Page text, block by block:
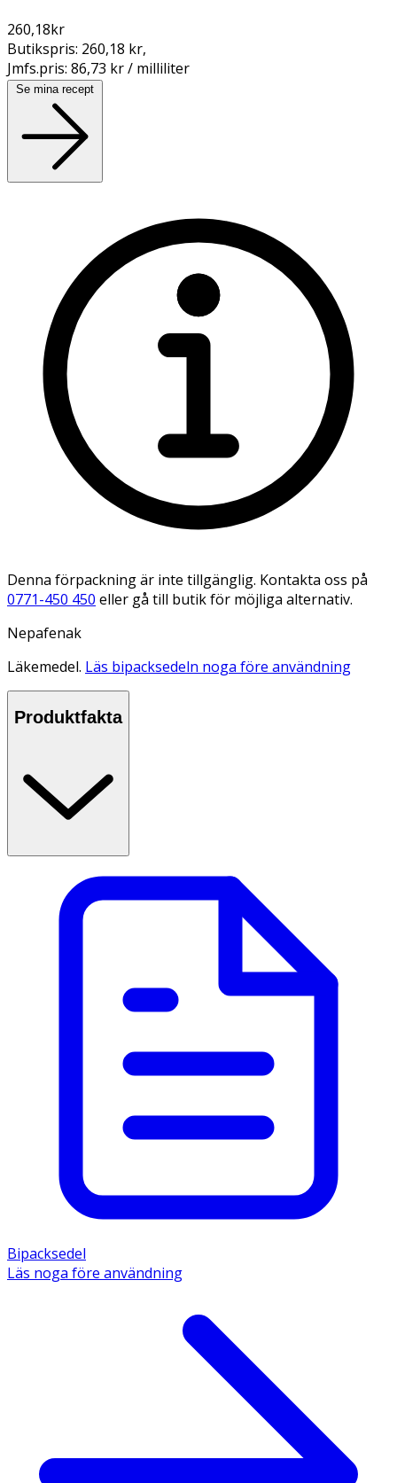
260,18kr
Butikspris: 260,18 kr,
Jmfs.pris: 86,73 kr / milliliter
Se mina recept
Denna förpackning är inte tillgänglig. Kontakta oss på
0771-450 450 eller gå till butik för möjliga alternativ.
Nepafenak
Läkemedel. Läs bipacksedeln noga före användning
Produktfakta
Bipacksedel
Läs noga före användning